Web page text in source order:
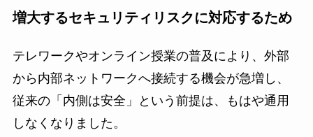
増大するセキュリティリスクに対応するため
テレワークやオンライン授業の普及により、外部
から内部ネットワークへ接続する機会が急増し、
従来の「内側は安全」という前提は、もはや通用
しなくなりました。